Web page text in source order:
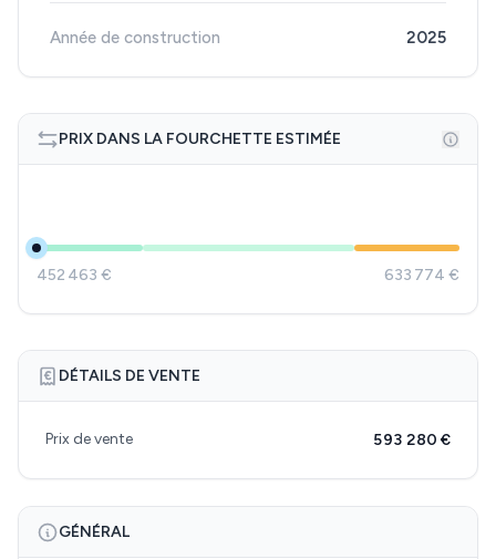
Année de construction 2025
PRIX DANS LA FOURCHETTE ESTIMÉE
452 463 € 633 774 €
DÉTAILS DE VENTE
Prix de vente 593 280 €
GÉNÉRAL